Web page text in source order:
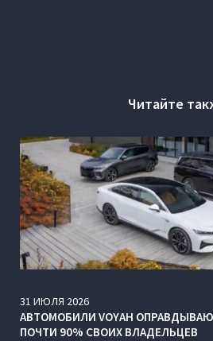
Читайте
31 ИЮЛЯ 2026
АВТОМОБИЛИ VOYAH
ПОЧТИ 90% СВОИХ ВЛАДЕЛЬЦЕВ